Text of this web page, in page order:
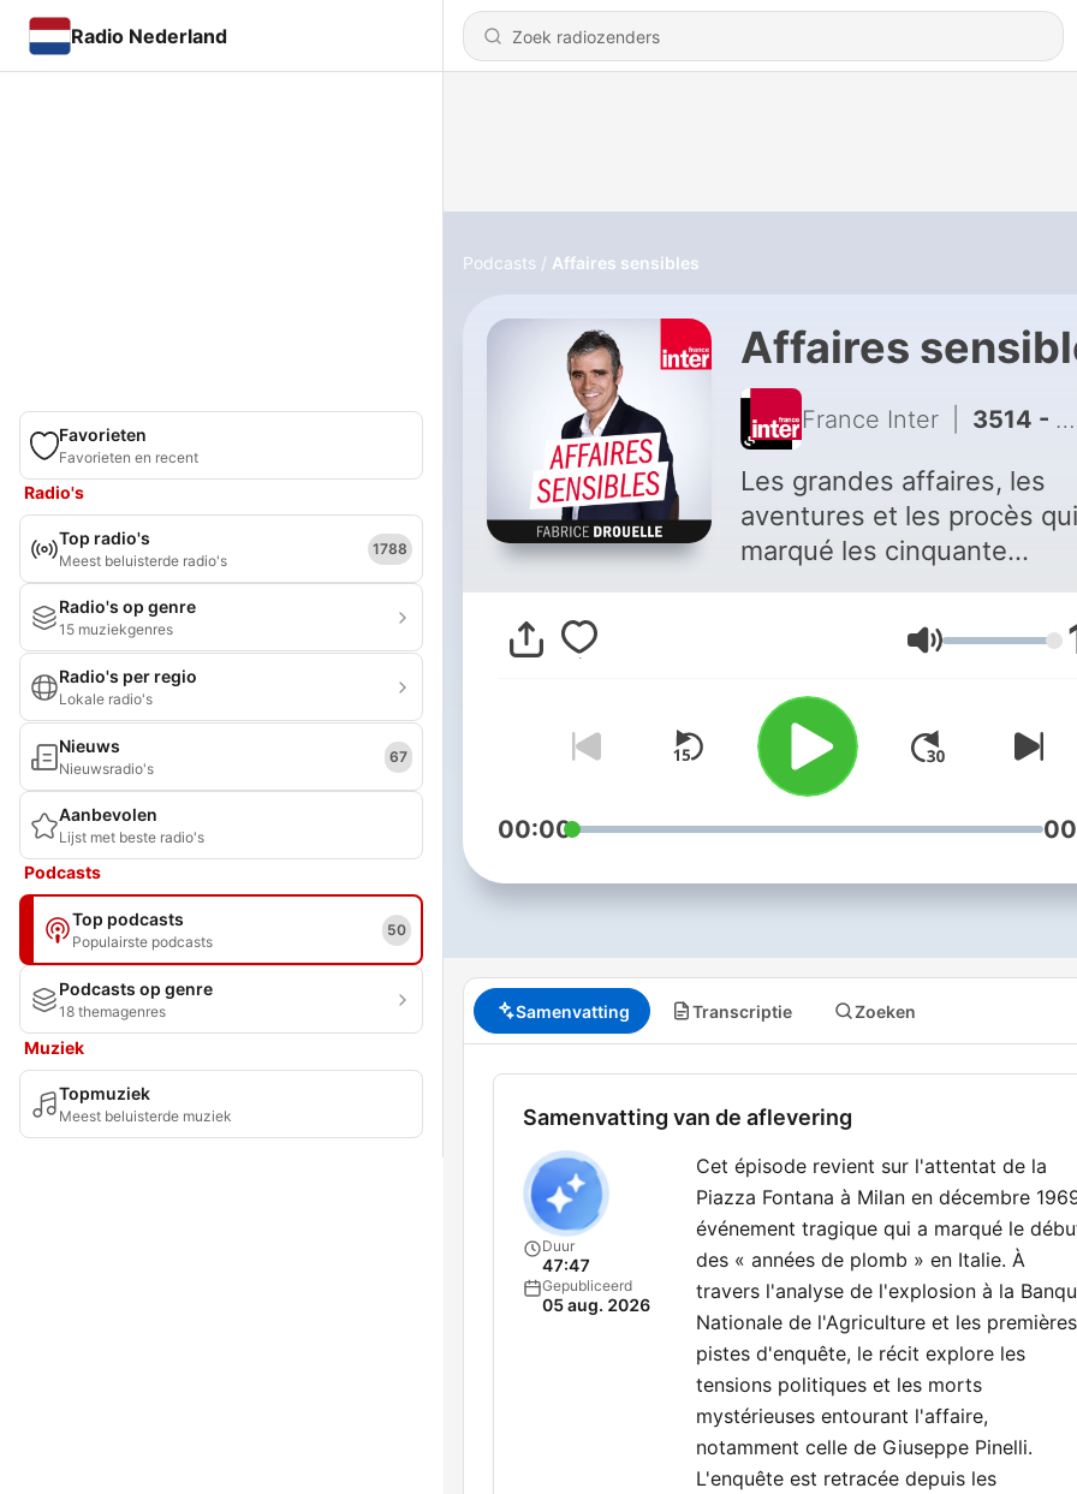
Radio Nederland
Favorieten
Favorieten en recent
Radio's
Top radio's
Meest beluisterde radio's
1788
Radio's op genre
15 muziekgenres
Radio's per regio
Lokale radio's
Nieuws
Nieuwsradio's
67
Aanbevolen
Lijst met beste radio's
Podcasts
Top podcasts
Populairste podcasts
50
Podcasts op genre
18 themagenres
Muziek
Topmuziek
Meest beluisterde muziek
Podcasts Affaires sensibles
Affaires
France Inter 3514 - La Piazza Fontana, Milan 1969, "la mère de tous les massacres"
Les grandes affaires, les
aventures et les procès
marqué les cinquante
dernières années.
sur les assistants vocaux
demandant : Alexa, lance
Affaires Sensibles ! Vous
aimez ce podcast ? Pour
écouter tous les épisodes
sans limite, rendez-vous sur
Radio France
Volume
00:00
Samenvatting Transcriptie Zoeken
Samenvatting van de aflevering
Duur
47:47
Gepubliceerd
05 aug. 2026
Cet épisode revient sur l'attentat de la
Piazza Fontana à Milan en décembre
événement tragique qui a marqué le
des « années de plomb » en Italie. À
travers l'analyse de l'explosion à la
Nationale de l'Agriculture et les premières
pistes d'enquête, le récit explore les
tensions politiques et les morts
mystérieuses entourant l'affaire,
notamment celle de Giuseppe Pinelli.
L'enquête est retracée depuis les